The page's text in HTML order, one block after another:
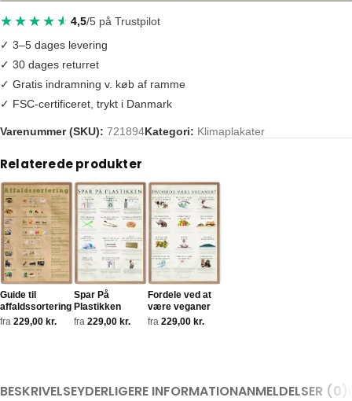
4,5/5 på Trustpilot
✓ 3–5 dages levering
✓ 30 dages returret
✓ Gratis indramning v. køb af ramme
✓ FSC-certificeret, trykt i Danmark
Varenummer (SKU): 721894Kategori: Klimaplakater
Tags: affaldsreduktion, bæredygtig plakat, bæredygtighed, engangs,
Relaterede produkter
Guide til
affaldssortering
fra 229,00 kr.
Spar På
Plastikken
fra 229,00 kr.
Fordele ved at
være veganer
fra 229,00 kr.
BESKRIVELSEYDERLIGERE INFORMATIONANMELDELSER (0)